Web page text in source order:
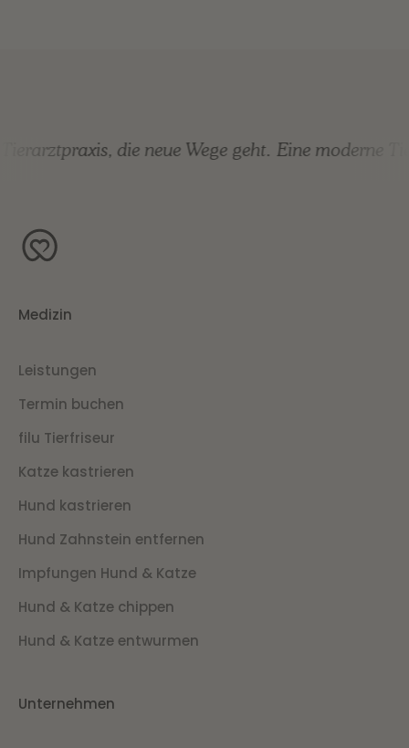
die neue Wege geht. Eine moderne
Medizin
Leistungen
Termin buchen
filu Tierfriseur
Katze kastrieren
Hund kastrieren
Hund Zahnstein entfernen
Impfungen Hund & Katze
Hund & Katze chippen
Hund & Katze entwurmen
Unternehmen